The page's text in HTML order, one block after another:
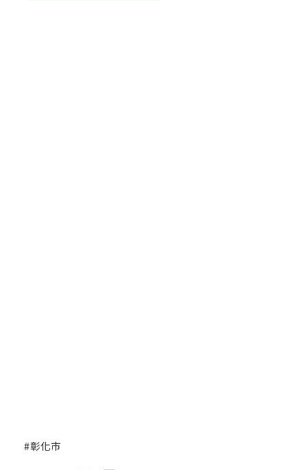
彰化市